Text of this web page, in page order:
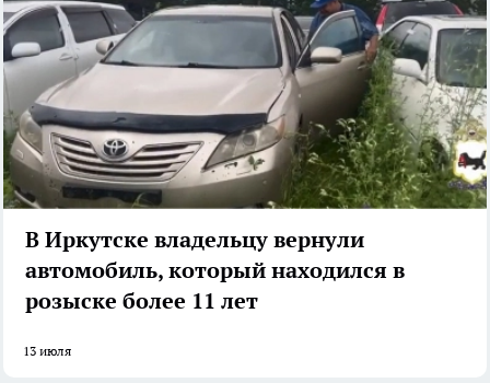
В Иркутске владельцу вернули
автомобиль, который находился в
розыске более 11 лет
13 июля